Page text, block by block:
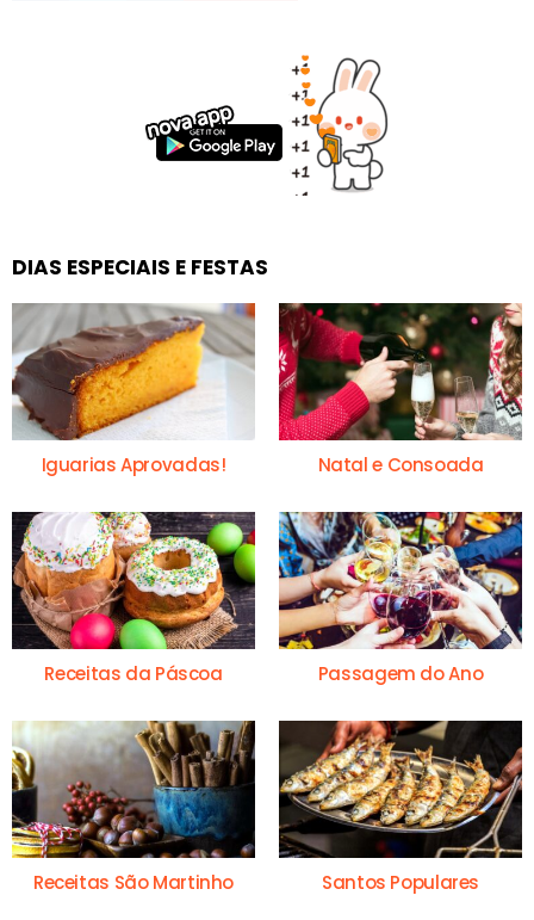
DIAS ESPECIAIS E FESTAS
Iguarias Aprovadas! Natal e Consoada
Receitas da Páscoa Passagem do Ano
Receitas São Martinho Santos Populares